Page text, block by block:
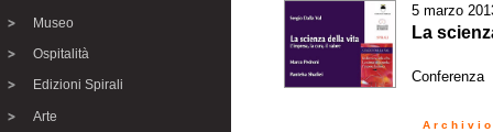
Museo
Ospitalità
Edizioni Spirali
Arte
5 marzo
La
Conferenza
Archivio